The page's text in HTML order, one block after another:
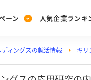
ーン
する
人気企業ランキ
キングを見る
の企業特集
ィングスの就活情報 キ